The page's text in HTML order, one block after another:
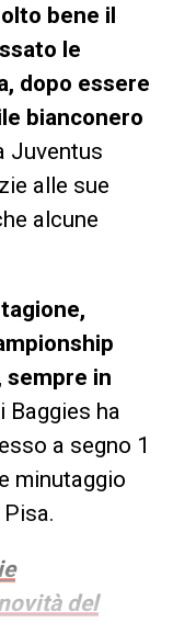
bene il
le
dopo essere
bianconero
Juventus
alle sue
alcune
sempre in
Baggies ha
a segno 1
minutaggio
del